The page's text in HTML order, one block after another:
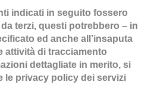
indicati in seguito fossero
terzi, questi potrebbero – in
ed anche all’insaputa
attività di tracciamento
dettagliate in merito, si
le privacy policy dei servizi